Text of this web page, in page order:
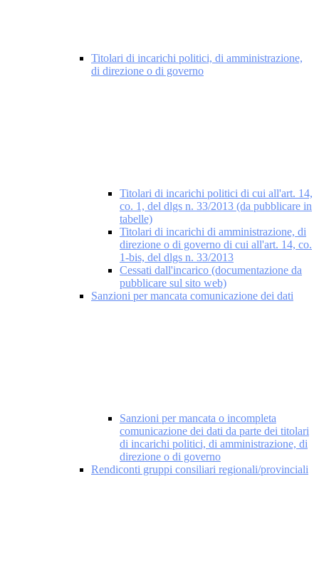
Titolari di incarichi politici, di amministrazione,
di direzione o di governo
Titolari di incarichi politici di cui all'art. 14,
co. 1, del dlgs n. 33/2013 (da pubblicare in
tabelle)
Titolari di incarichi di amministrazione, di
direzione o di governo di cui all'art. 14, co.
1-bis, del dlgs n. 33/2013
Cessati dall'incarico (documentazione da
pubblicare sul sito web)
Sanzioni per mancata comunicazione dei dati
Sanzioni per mancata o incompleta
comunicazione dei dati da parte dei titolari
di incarichi politici, di amministrazione, di
direzione o di governo
Rendiconti gruppi consiliari regionali/provinciali